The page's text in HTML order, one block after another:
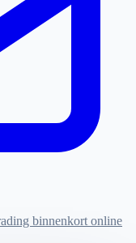
binnenkort online